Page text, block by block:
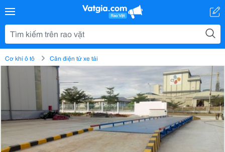
Cơ khí ô tô Cân điện tử xe tải